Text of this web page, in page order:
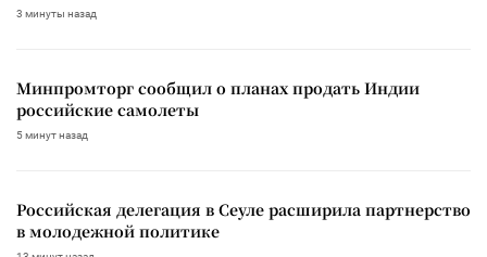
3 минуты назад
Минпромторг сообщил о планах продать Индии
российские самолеты
5 минут назад
Российская делегация в Сеуле расширила партнерство
в молодежной политике